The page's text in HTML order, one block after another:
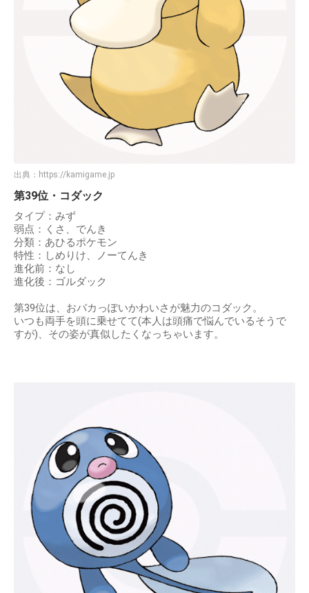
出典： https://kamigame.jp
第39位・コダック
タイプ：みず
弱点：くさ、でんき
分類：あひるポケモン
特性：しめりけ、ノーてんき
進化前：なし
進化後：ゴルダック
第39位は、おバカっぽいかわいさが魅力のコダック。
いつも両手を頭に乗せてて(本人は頭痛で悩んでいるそうで
すが)、その姿が真似したくなっちゃいます。